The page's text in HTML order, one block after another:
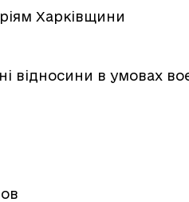
Харківщини
відносини в умовах